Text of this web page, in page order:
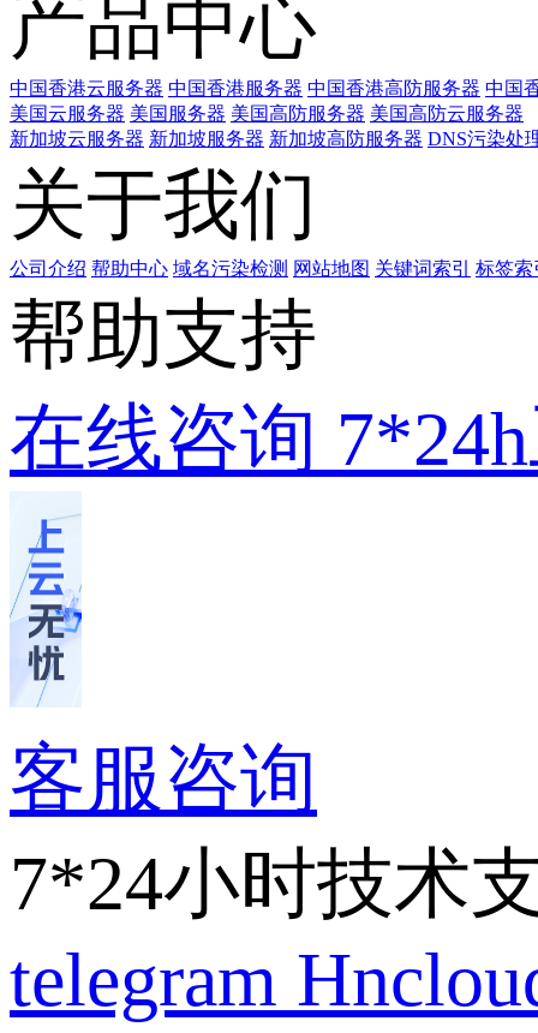
产品中心
中国香港云服务器 中国香港服务器 中国香港高防服务器 中国
美国云服务器 美国服务器 美国高防服务器 美国高防云服务器
新加坡云服务器 新加坡服务器 新加坡高防服务器 DNS污染处
关于我们
公司介绍 帮助中心 域名污染检测 网站地图 关键词索引 标签索
帮助支持
在线咨询
客服咨询
7*24小时技术
telegram